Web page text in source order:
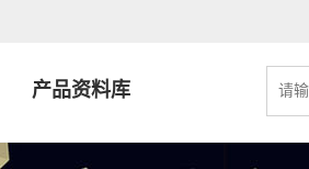
产品资料库